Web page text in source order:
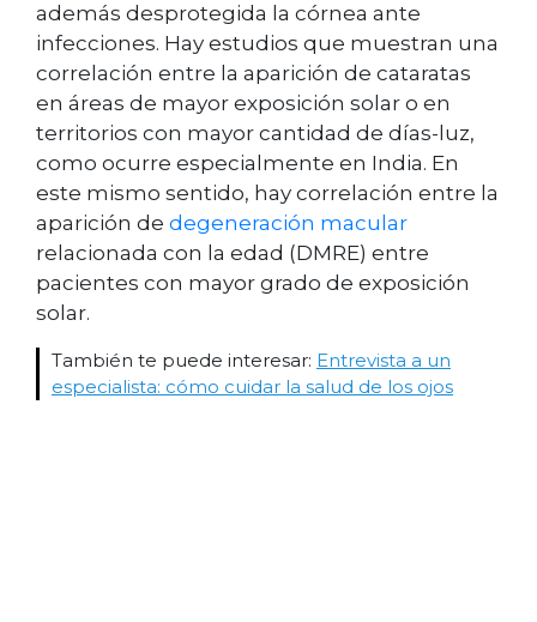
además desprotegida la córnea ante
infecciones. Hay estudios que muestran una
correlación entre la aparición de cataratas
en áreas de mayor exposición solar o en
territorios con mayor cantidad de días-luz,
como ocurre especialmente en India. En
este mismo sentido, hay correlación entre la
aparición de degeneración macular
relacionada con la edad (DMRE) entre
pacientes con mayor grado de exposición
solar.
También te puede interesar: Entrevista a un
especialista: cómo cuidar la salud de los ojos